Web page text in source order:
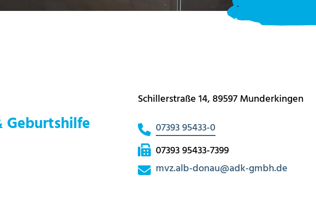
Geburtshilfe
Schillerstraße 14, 89597 Munderkingen
07393 95433-0
07393 95433-7399
mvz.alb-donau@adk-gmbh.de